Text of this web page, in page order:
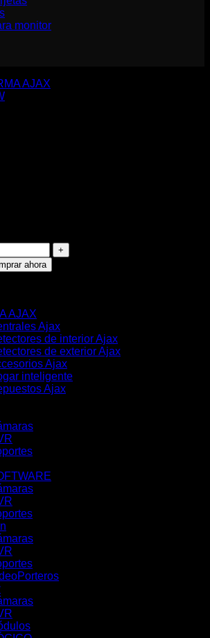
monitor
AJAX
ahora
AJAX
Ajax
de interior Ajax
de exterior Ajax
Ajax
inteligente
Ajax